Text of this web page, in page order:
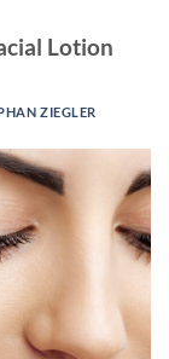
Lotion
ZIEGLER